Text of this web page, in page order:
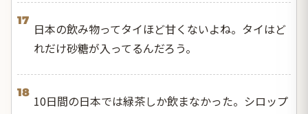
17
日本の飲み物ってタイほど甘くないよね。タイはど
れだけ砂糖が入ってるんだろう。
18
10日間の日本では緑茶しか飲まなかった。シロップ